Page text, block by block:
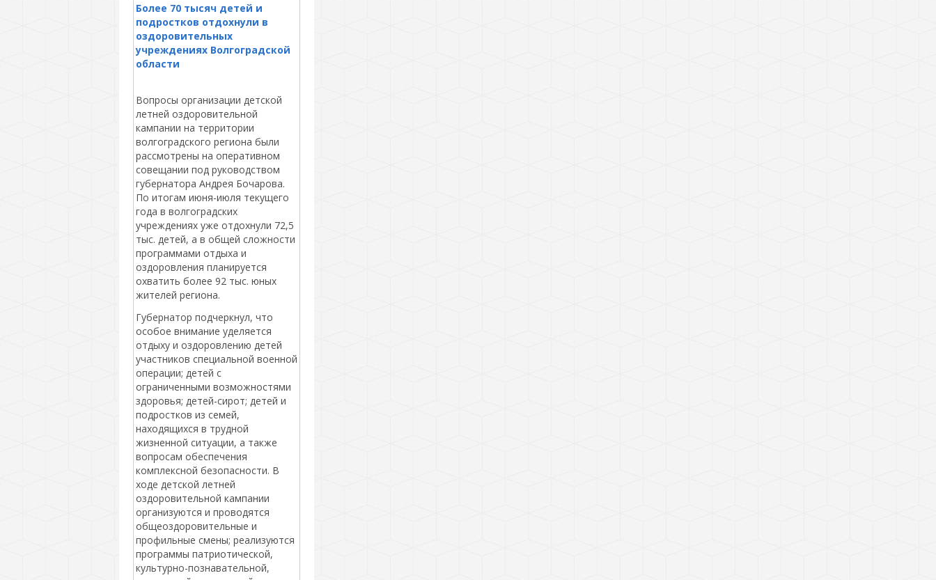
Более 70 тысяч детей и
подростков отдохнули в
оздоровительных
учреждениях Волгоградской
области
Вопросы организации детской
летней оздоровительной
кампании на территории
волгоградского региона были
рассмотрены на оперативном
совещании под руководством
губернатора Андрея Бочарова.
По итогам июня-июля текущего
года в волгоградских
учреждениях уже отдохнули 72,5
тыс. детей, а в общей сложности
программами отдыха и
оздоровления планируется
охватить более 92 тыс. юных
жителей региона.
Губернатор подчеркнул, что
особое внимание уделяется
отдыху и оздоровлению детей
участников специальной военной
операции; детей с
ограниченными возможностями
здоровья; детей-сирот; детей и
подростков из семей,
находящихся в трудной
жизненной ситуации, а также
вопросам обеспечения
комплексной безопасности. В
ходе детской летней
оздоровительной кампании
организуются и проводятся
общеоздоровительные и
профильные смены; реализуются
программы патриотической,
культурно-познавательной,